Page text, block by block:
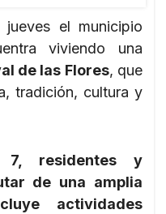
jueves el municipio
viviendo una
de las Flores, que
tradición, cultura y
7, residentes y
de una amplia
actividades